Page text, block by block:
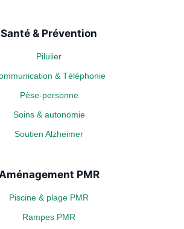
Santé & Prévention
Pilulier
& Téléphonie
Pèse-personne
Soins & autonomie
Soutien Alzheimer
PMR
Piscine & plage PMR
Rampes PMR